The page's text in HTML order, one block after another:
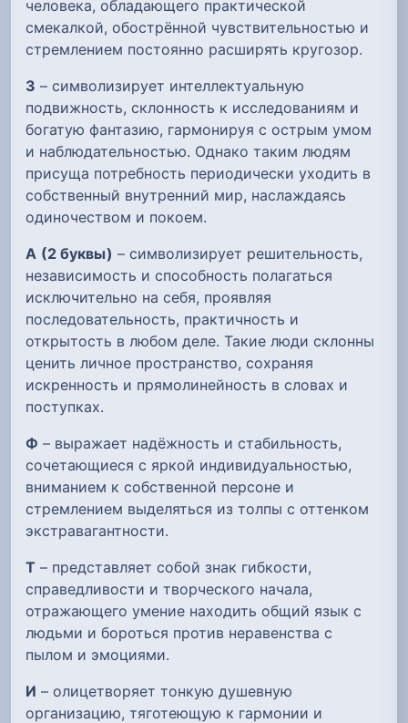
человека, обладающего практической
смекалкой, обострённой чувствительностью и
стремлением постоянно расширять кругозор.
З – символизирует интеллектуальную
подвижность, склонность к исследованиям и
богатую фантазию, гармонируя с острым умом
и наблюдательностью. Однако таким людям
присуща потребность периодически уходить в
собственный внутренний мир, наслаждаясь
одиночеством и покоем.
А (2 буквы) – символизирует решительность,
независимость и способность полагаться
исключительно на себя, проявляя
последовательность, практичность и
открытость в любом деле. Такие люди склонны
ценить личное пространство, сохраняя
искренность и прямолинейность в словах и
поступках.
Ф – выражает надёжность и стабильность,
сочетающиеся с яркой индивидуальностью,
вниманием к собственной персоне и
стремлением выделяться из толпы с оттенком
экстравагантности.
Т – представляет собой знак гибкости,
справедливости и творческого начала,
отражающего умение находить общий язык с
людьми и бороться против неравенства с
пылом и эмоциями.
И – олицетворяет тонкую душевную
организацию, тяготеющую к гармонии и